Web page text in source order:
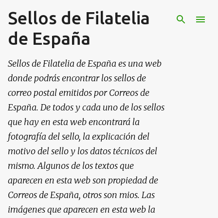
Ir al contenido principal
Sellos de Filatelia
de España
Sellos de Filatelia de España es una web
donde podrás encontrar los sellos de
correo postal emitidos por Correos de
España. De todos y cada uno de los sellos
que hay en esta web encontrará la
fotografía del sello, la explicación del
motivo del sello y los datos técnicos del
mismo. Algunos de los textos que
aparecen en esta web son propiedad de
Correos de España, otros son mios. Las
imágenes que aparecen en esta web la